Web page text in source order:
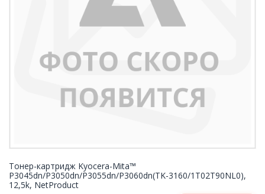
Тонер-картридж Kyocera-Mita™
P3045dn/P3050dn/P3055dn/P3060dn(TK-3160/1T02T90NL0),
12,5k, NetProduct